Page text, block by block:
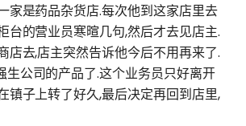
家是药品杂货店.每次他到这家店里去
台的营业员寒暄几句,然后才去见店主.
店去,店主突然告诉他今后不用再来了.
生公司的产品了.这个业务员只好离开
镇子上转了好久,最后决定再回到店里,